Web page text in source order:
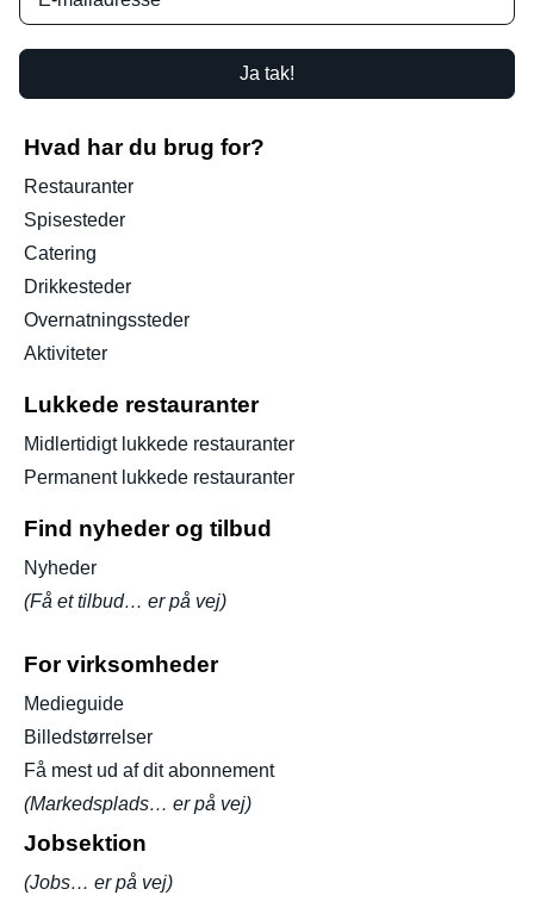
Ja tak!
Hvad har du brug for?
Restauranter
Spisesteder
Catering
Drikkesteder
Overnatningssteder
Aktiviteter
Lukkede restauranter
Midlertidigt lukkede restauranter
Permanent lukkede restauranter
Find nyheder og tilbud
Nyheder
(Få et tilbud… er på vej)
For virksomheder
Medieguide
Billedstørrelser
Få mest ud af dit abonnement
(Markedsplads… er på vej)
Jobsektion
(Jobs… er på vej)